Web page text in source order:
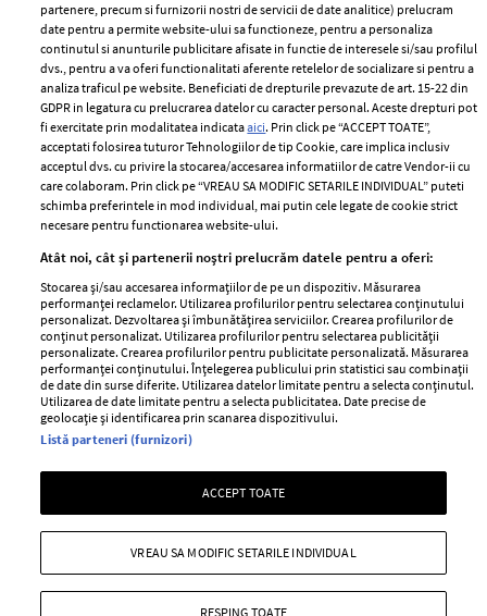
ELLE Style Awards
2024
Despre ELLE
Romania
Contact
Abonamente
Termeni si conditii
Politica de
confidențialitate
Politica de cookies
Publicitate
GSP
Unica
Baby
Retete
femei
Viva
Avantaje
Retete practice
Pariază responsabil! Decizia ONJN nr. 821/25.09.2025.
Jocurile de noroc sunt interzise minorilor.
Copyright © 2026 Ringier Romania SRL
partenere, precum si furnizorii nostri de servicii de date analitice) prelucram
date pentru a permite website-ului sa functioneze, pentru a personaliza
continutul si anunturile publicitare afisate in functie de interesele si/sau profilul
dvs., pentru a va oferi functionalitati aferente retelelor de socializare si pentru a
analiza traficul pe website. Beneficiati de drepturile prevazute de art. 15-22 din
GDPR in legatura cu prelucrarea datelor cu caracter personal. Aceste drepturi pot
fi exercitate prin modalitatea indicataaici. Prin click pe “ACCEPT TOATE”,
acceptati folosirea tuturor Tehnologiilor de tip Cookie, care implica inclusiv
acceptul dvs. cu privire la stocarea/accesarea informatiilor de catre Vendor-ii cu
care colaboram. Prin click pe “VREAU SA MODIFIC SETARILE INDIVIDUAL” puteti
schimba preferintele in mod individual, mai putin cele legate de cookie strict
necesare pentru functionarea website-ului.
Atât noi, cât și partenerii noștri prelucrăm datele pentru a oferi:
Stocarea și/sau accesarea informațiilor de pe un dispozitiv. Măsurarea
performanței reclamelor. Utilizarea profilurilor pentru selectarea conținutului
personalizat. Dezvoltarea și îmbunătățirea serviciilor. Crearea profilurilor de
conținut personalizat. Utilizarea profilurilor pentru selectarea publicității
personalizate. Crearea profilurilor pentru publicitate personalizată. Măsurarea
performanței conținutului. Înțelegerea publicului prin statistici sau combinații
de date din surse diferite. Utilizarea datelor limitate pentru a selecta conținutul.
Utilizarea de date limitate pentru a selecta publicitatea. Date precise de
geolocație și identificarea prin scanarea dispozitivului.
Listă parteneri (furnizori)
ACCEPT TOATE
RESPING TOATE
VREAU SA MODIFIC SETARILE INDIVIDUAL